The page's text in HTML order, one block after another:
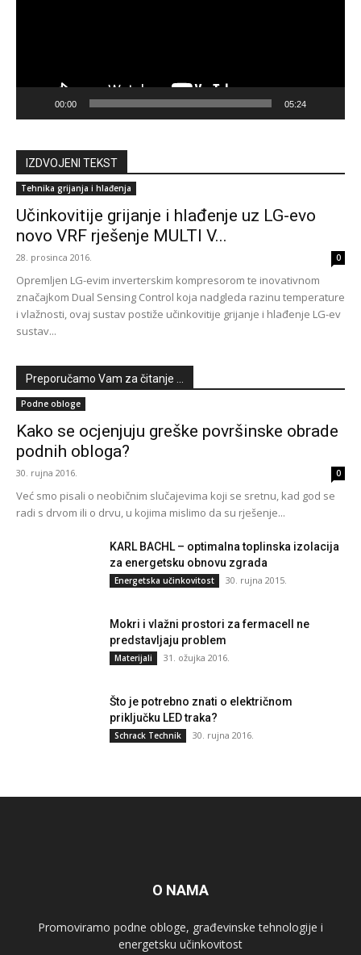
00:00 05:24
IZDVOJENI TEKST
Tehnika grijanja i hlađenja
Učinkovitije grijanje i hlađenje uz LG-evo
novo VRF rješenje MULTI V...
28. prosinca 2016. 0
Opremljen LG-evim inverterskim kompresorom te inovativnom
značajkom Dual Sensing Control koja nadgleda razinu temperature
i vlažnosti, ovaj sustav postiže učinkovitije grijanje i hlađenje LG-ev
sustav...
Preporučamo Vam za čitanje ...
Podne obloge
Kako se ocjenjuju greške površinske obrade
podnih obloga?
30. rujna 2016. 0
Već smo pisali o neobičnim slučajevima koji se sretnu, kad god se
radi s drvom ili o drvu, u kojima mislimo da su rješenje...
KARL BACHL – optimalna toplinska izolacija
za energetsku obnovu zgrada
Energetska učinkovitost 30. rujna 2015.
Mokri i vlažni prostori za fermacell ne
predstavljaju problem
Materijali 31. ožujka 2016.
Što je potrebno znati o električnom
priključku LED traka?
Schrack Technik 30. rujna 2016.
O NAMA
Promoviramo podne obloge, građevinske tehnologije i
energetsku učinkovitost